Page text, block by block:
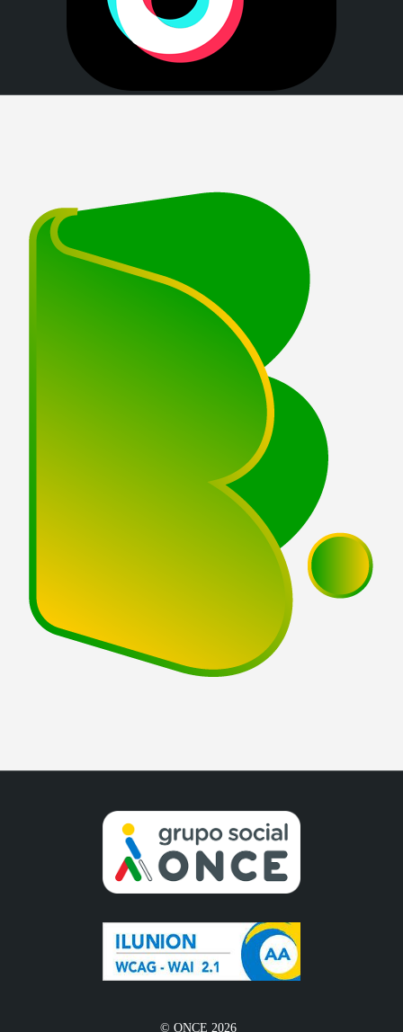
© ONCE 2026